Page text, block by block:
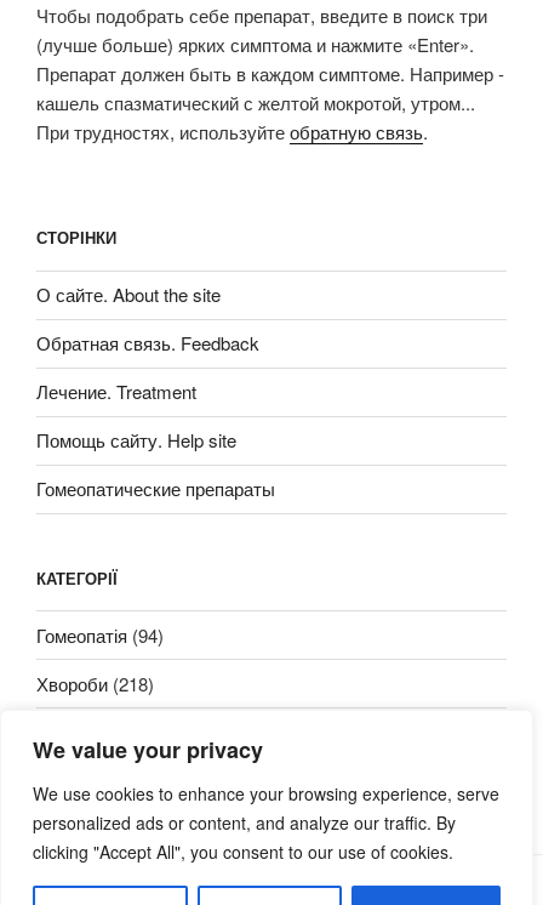
We value your privacy
We use cookies to enhance your browsing experience, serve
personalized ads or content, and analyze our traffic. By
clicking "Accept All", you consent to our use of cookies.
Чтобы подобрать себе препарат, введите в поиск три
(лучше больше) ярких симптома и нажмите «Enter».
Препарат должен быть в каждом симптоме. Например -
кашель спазматический с желтой мокротой, утром...
При трудностях, используйтеобратную связь.
СТОРІНКИ
О сайте. About the site
Обратная связь. Feedback
Лечение. Treatment
Помощь сайту. Help site
Гомеопатические препараты
КАТЕГОРІЇ
Гомеопатія (94)
Хвороби (218)